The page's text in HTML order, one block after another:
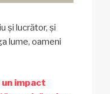
și lucrător, și
lume, oameni
impact